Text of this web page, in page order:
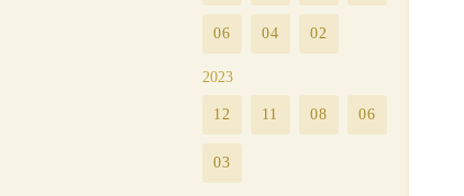
06 04 02
2023
12 11 08 06
03